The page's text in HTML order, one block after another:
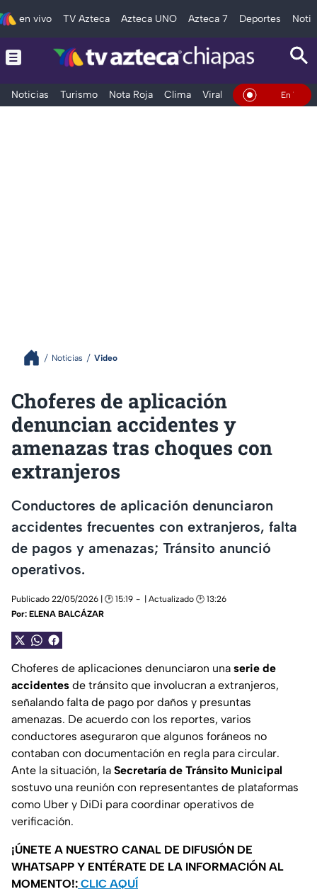
en vivo TV Azteca Azteca UNO Azteca 7 Deportes
Noticias Turismo Nota Roja Clima Viral y Tendencia En Vivo
Noticias Video
Choferes de aplicación
denuncian accidentes y
amenazas tras choques con
extranjeros
Conductores de aplicación denunciaron
accidentes frecuentes con extranjeros, falta
de pagos y amenazas; Tránsito anunció
operativos.
Publicado 22/05/2026 | 🕑 15:19
| Actualizado 🕑 13:26
Por: ELENA BALCÁZAR
Choferes de aplicaciones denunciaron una serie de
accidentes de tránsito que involucran a extranjeros,
señalando falta de pago por daños y presuntas
amenazas. De acuerdo con los reportes, varios
conductores aseguraron que algunos foráneos no
contaban con documentación en regla para circular.
Ante la situación, la Secretaría de Tránsito Municipal
sostuvo una reunión con representantes de plataformas
como Uber y DiDi para coordinar operativos de
verificación.
¡ÚNETE A NUESTRO CANAL DE DIFUSIÓN DE
WHATSAPP Y ENTÉRATE DE LA INFORMACIÓN AL
MOMENTO!: CLIC AQUÍ